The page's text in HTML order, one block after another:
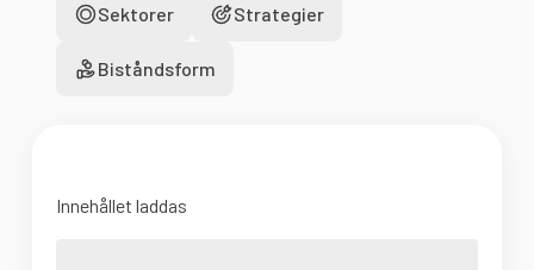
Sektorer Strategier
Biståndsform
Innehållet laddas